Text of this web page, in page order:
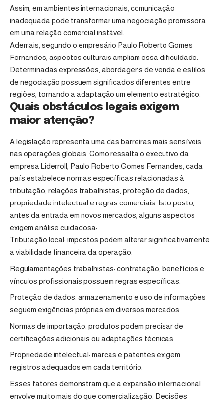
Assim, em ambientes internacionais, comunicação
inadequada pode transformar uma negociação promissora
em uma relação comercial instável.
Ademais, segundo o empresário Paulo Roberto Gomes
Fernandes, aspectos culturais ampliam essa dificuldade.
Determinadas expressões, abordagens de venda e estilos
de negociação possuem significados diferentes entre
regiões, tornando a adaptação um elemento estratégico.
Quais obstáculos legais exigem
maior atenção?
A legislação representa uma das barreiras mais sensíveis
nas operações globais. Como ressalta o executivo da
empresa Liderroll, Paulo Roberto Gomes Fernandes, cada
país estabelece normas específicas relacionadas à
tributação, relações trabalhistas, proteção de dados,
propriedade intelectual e regras comerciais. Isto posto,
antes da entrada em novos mercados, alguns aspectos
exigem análise cuidadosa:
Tributação local: impostos podem alterar significativamente
a viabilidade financeira da operação.
Regulamentações trabalhistas: contratação, benefícios e
vínculos profissionais possuem regras específicas.
Proteção de dados: armazenamento e uso de informações
seguem exigências próprias em diversos mercados.
Normas de importação: produtos podem precisar de
certificações adicionais ou adaptações técnicas.
Propriedade intelectual: marcas e patentes exigem
registros adequados em cada território.
Esses fatores demonstram que a expansão internacional
envolve muito mais do que comercialização. Decisões